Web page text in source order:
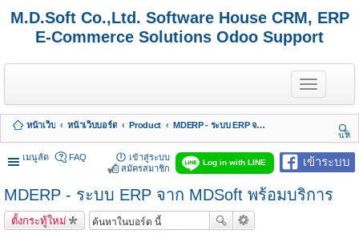
M.D.Soft Co.,Ltd. Software House CRM, ERP
E-Commerce Solutions Odoo Support
T
o
g
e
n
a
i
g
หน้าเว็บ หน้าเว็บบอร์ด Product
MDERP - ระบบ ERP จาก MDSoft พร้อมบริการ
นห
า
เมนูลัด
เข้าระบบ
Log in with LINE
FAQ
เข้าสู่ระบบ
สมัครสมาชิก
MDERP - ระบบ ERP จาก MDSoft พร้อมบริการ
ตั้งกระทู้ใหม่